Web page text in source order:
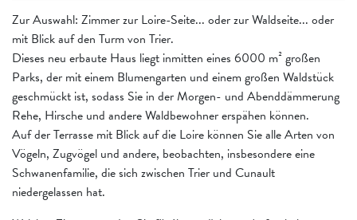
Zur Auswahl: Zimmer zur Loire-Seite... oder zur Waldseite... oder
mit Blick auf den Turm von Trier.
Dieses neu erbaute Haus liegt inmitten eines 6000 m² großen
Parks, der mit einem Blumengarten und einem großen Waldstück
geschmückt ist, sodass Sie in der Morgen- und Abenddämmerung
Rehe, Hirsche und andere Waldbewohner erspähen können.
Auf der Terrasse mit Blick auf die Loire können Sie alle Arten von
Vögeln, Zugvögel und andere, beobachten, insbesondere eine
Schwanenfamilie, die sich zwischen Trier und Cunault
niedergelassen hat.